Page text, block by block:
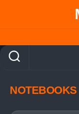
NOTEBOOKS